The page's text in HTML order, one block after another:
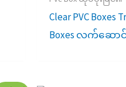
Clear PVC Boxes
Boxes လက်ဆောင်